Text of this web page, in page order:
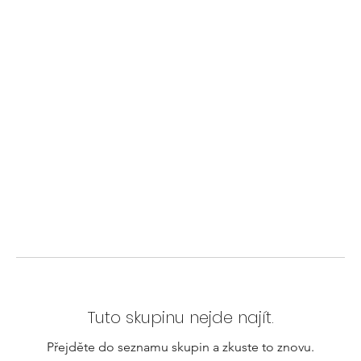
Tuto skupinu nejde najít.
Přejděte do seznamu skupin a zkuste to znovu.